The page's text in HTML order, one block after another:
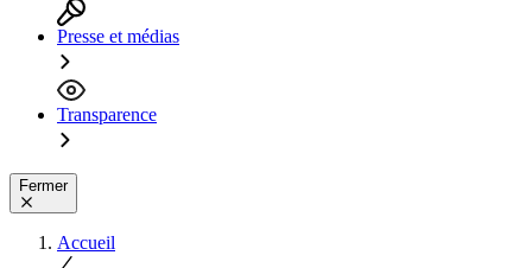
Presse et médias
Transparence
Fermer
Accueil